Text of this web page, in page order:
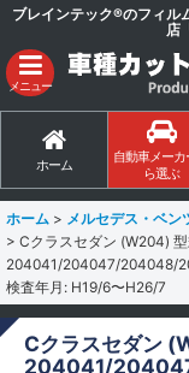
ブレインテック®のフィル
店
メニュー
ホーム
自動車メーカ
ら選ぶ
ホーム > メルセデス・ベン
> Cクラスセダン (W204)
204041/204047/204048/
検査年月: H19/6〜H26/7
Cクラスセダン
204041/